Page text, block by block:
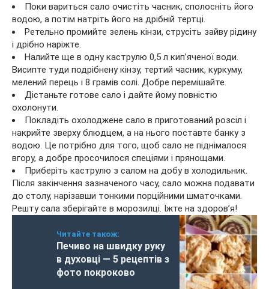
Поки вариться сало очистіть часник, сполосніть його
водою, а потім натріть його на дрібній тертці.
Ретельно промийте зелень кінзи, струсіть зайву рідину
і дрібно наріжте.
Налийте ще в одну каструлю 0,5 л кип’яченої води.
Висипте туди подрібнену кінзу, тертий часник, куркуму,
мелений перець і 8 грамів солі. Добре перемішайте.
Дістаньте готове сало і дайте йому повністю
охолонути.
Покладіть охолоджене сало в приготований розсіл і
накрийте зверху блюдцем, а на нього поставте банку з
водою. Це потрібно для того, щоб сало не піднімалося
вгору, а добре просочилося спеціями і прянощами.
Приберіть каструлю з салом на добу в холодильник.
Після закінчення зазначеного часу, сало можна подавати
до столу, нарізавши тонкими порційними шматочками.
Решту сала зберігайте в морозилці. Їжте на здоров’я!
Читайте також:
Печиво на швидку руку
в духовці — 5 рецептів з
фото покроково